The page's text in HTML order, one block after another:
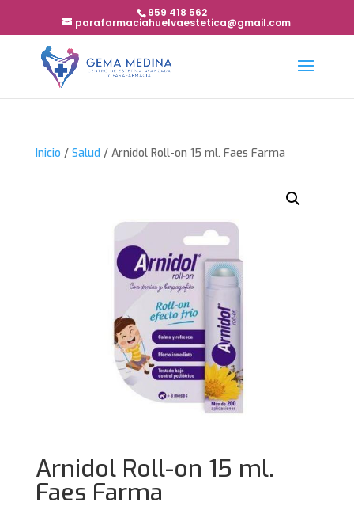
959 418 562
parafarmaciahuelvaestetica@gmail.com
Inicio / Salud / Arnidol Roll-on 15 ml. Faes Farma
Arnidol Roll-on 15 ml.
Faes Farma